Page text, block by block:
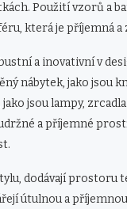
Použití vzorů a
která je příjemná a
a inovativní v
nábytek, jako jsou
jsou lampy,
a příjemné
dodávají prostoru
útulnou a